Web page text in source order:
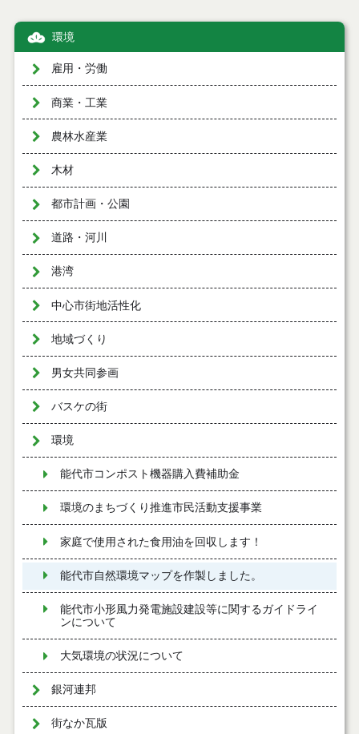
環境
雇用・労働
商業・工業
農林水産業
木材
都市計画・公園
道路・河川
港湾
中心市街地活性化
地域づくり
男女共同参画
バスケの街
環境
能代市コンポスト機器購入費補助金
環境のまちづくり推進市民活動支援事業
家庭で使用された食用油を回収します！
能代市自然環境マップを作製しました。
能代市小形風力発電施設建設等に関するガイドライ
ンについて
大気環境の状況について
銀河連邦
街なか瓦版